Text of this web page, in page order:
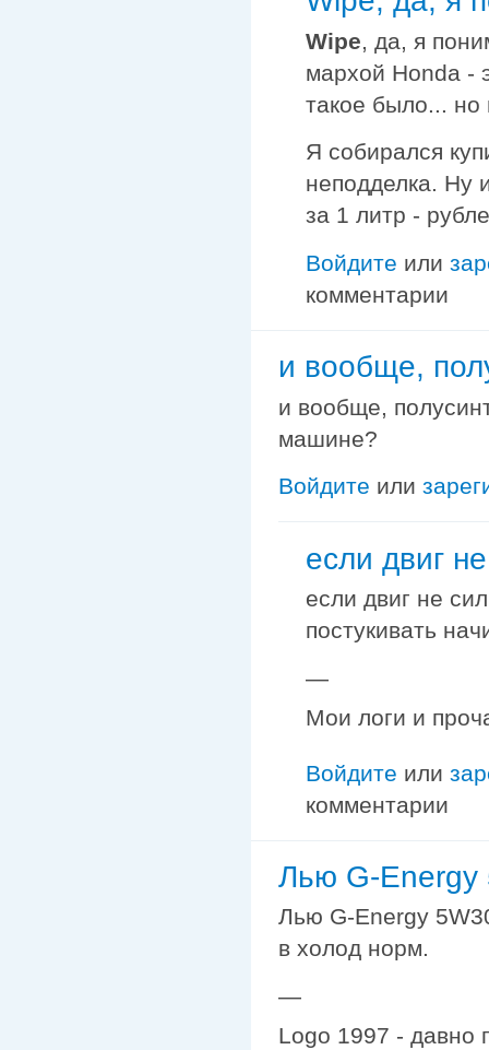
Wipe, да, я
мархой Honda -
такое было... но
Я собирался
неподделка. Ну
за 1 литр -
Войдите или
комментарии
и вообще,
и вообще,
машине?
Войдите или
если двиг
если двиг не
постукивать
—
Мои логи и
Войдите или
комментарии
Лью G-Energy
Лью G-Energy
в холод норм.
—
Logo 1997 - давно